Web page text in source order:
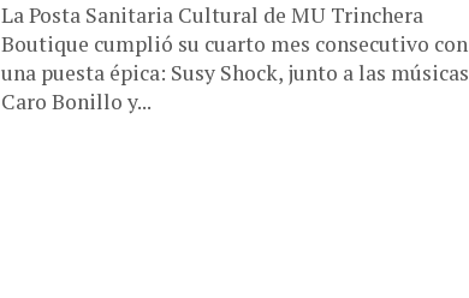
La Posta Sanitaria Cultural de MU Trinchera
Boutique cumplió su cuarto mes consecutivo con
una puesta épica: Susy Shock, junto a las músicas
Caro Bonillo y...